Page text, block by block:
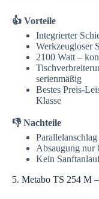
👍 Vorteile
Integrierter
Werkzeugloser
2100 Watt –
serienmäßig
Bestes Preis-
Klasse
👎 Nachteile
Absaugung nur
Kein
5. Metabo TS 254 M